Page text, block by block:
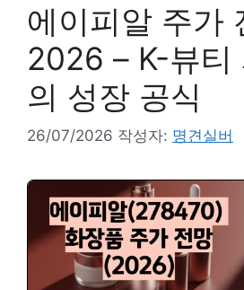
에이피알 주가
2026 – K-뷰티
의 성장 공식
26/07/2026 작성자: 명견실버